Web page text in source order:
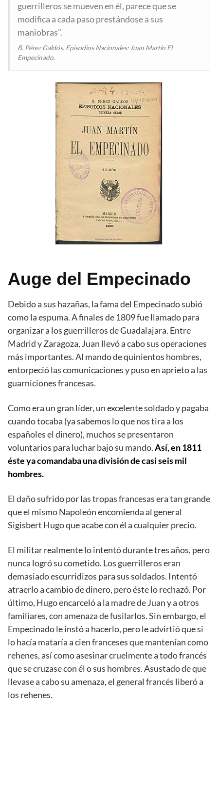
guerrilleros se mueven en él, parece que se
modifica a cada paso prestándose a sus
maniobras”.
B. Pérez Galdós. Episodios Nacionales: Juan Martín El
Empecinado.
Auge del Empecinado
Debido a sus hazañas, la fama del Empecinado subió
como la espuma. A finales de 1809 fue llamado para
organizar a los guerrilleros de Guadalajara. Entre
Madrid y Zaragoza, Juan llevó a cabo sus operaciones
más importantes. Al mando de quinientos hombres,
entorpeció las comunicaciones y puso en aprieto a las
guarniciones francesas.
Como era un gran líder, un excelente soldado y pagaba
cuando tocaba (ya sabemos lo que nos tira a los
españoles el dinero), muchos se presentaron
voluntarios para luchar bajo su mando.Así, en 1811
éste ya comandaba una división de casi seis mil
hombres.
El daño sufrido por las tropas francesas era tan grande
que el mismo Napoleón encomienda al general
Sigisbert Hugo que acabe con él a cualquier precio.
El militar realmente lo intentó durante tres años, pero
nunca logró su cometido. Los guerrilleros eran
demasiado escurridizos para sus soldados. Intentó
atraerlo a cambio de dinero, pero éste lo rechazó. Por
último, Hugo encarceló a la madre de Juan y a otros
familiares, con amenaza de fusilarlos. Sin embargo, el
Empecinado le instó a hacerlo, pero le advirtió que si
lo hacía mataría a cien franceses que mantenían como
rehenes, así como asesinar cruelmente a todo francés
que se cruzase con él o sus hombres. Asustado de que
llevase a cabo su amenaza, el general francés liberó a
los rehenes.